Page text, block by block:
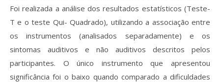
Foi realizada a análise dos resultados estatísticos (Teste-
T e o teste Qui- Quadrado), utilizando a associação entre
os instrumentos (analisados separadamente) e os
sintomas auditivos e não auditivos descritos pelos
participantes. O único instrumento que apresentou
significância foi o baixo quando comparado a dificuldades